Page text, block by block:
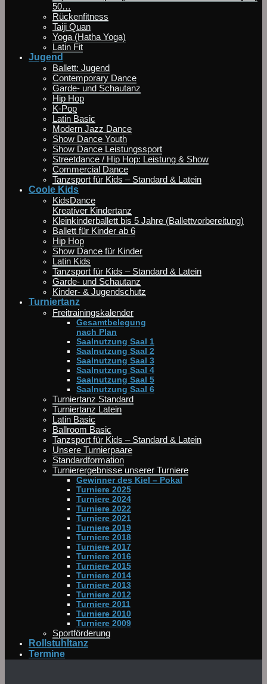
50…
Rückenfitness
Taiji Quan
Yoga (Hatha Yoga)
Latin Fit
Jugend
Ballett: Jugend
Contemporary Dance
Garde- und Schautanz
Hip Hop
K-Pop
Latin Basic
Modern Jazz Dance
Show Dance Youth
Show Dance Leistungssport
Streetdance / Hip Hop: Leistung & Show
Commercial Dance
Tanzsport für Kids – Standard & Latein
Coole Kids
KidsDance
Kreativer Kindertanz
Kleinkinderballett bis 5 Jahre (Ballettvorbereitung)
Ballett für Kinder ab 6
Hip Hop
Show Dance für Kinder
Latin Kids
Tanzsport für Kids – Standard & Latein
Garde- und Schautanz
Kinder- & Jugendschutz
Turniertanz
Freitrainingskalender
Gesamtbelegung
nach Plan
Saalnutzung Saal 1
Saalnutzung Saal 2
Saalnutzung Saal 3
Saalnutzung Saal 4
Saalnutzung Saal 5
Saalnutzung Saal 6
Turniertanz Standard
Turniertanz Latein
Latin Basic
Ballroom Basic
Tanzsport für Kids – Standard & Latein
Unsere Turnierpaare
Standardformation
Turnierergebnisse unserer Turniere
Gewinner des Kiel – Pokal
Turniere 2025
Turniere 2024
Turniere 2022
Turniere 2021
Turniere 2019
Turniere 2018
Turniere 2017
Turniere 2016
Turniere 2015
Turniere 2014
Turniere 2013
Turniere 2012
Turniere 2011
Turniere 2010
Turniere 2009
Sportförderung
Rollstuhltanz
Termine